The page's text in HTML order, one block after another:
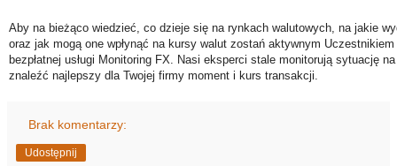
Aby na bieżąco wiedzieć, co dzieje się na rynkach walutowych, na jakie
oraz jak mogą one wpłynąć na kursy walut zostań aktywnym
bezpłatnej usługi Monitoring FX. Nasi eksperci stale monitorują sytuację
znaleźć najlepszy dla Twojej firmy moment i kurs transakcji.
Brak komentarzy:
Udostępnij